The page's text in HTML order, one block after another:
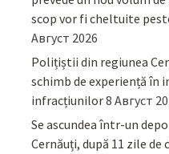
scop vor fi cheltuite
Август 2026
Polițiștii din regiunea
schimb de experiență în
infracțiunilor8 Август
Se ascundea într-un
Cernăuți, după 11 zile